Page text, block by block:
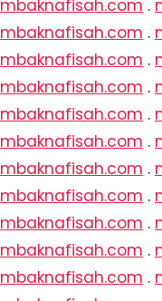
mbaknafisah.com .
mbaknafisah.com .
mbaknafisah.com .
mbaknafisah.com .
mbaknafisah.com .
mbaknafisah.com .
mbaknafisah.com .
mbaknafisah.com .
mbaknafisah.com .
mbaknafisah.com .
mbaknafisah.com .